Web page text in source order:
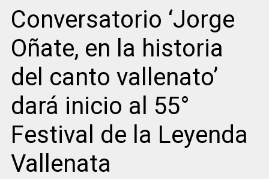
Conversatorio ‘Jorge
Oñate, en la historia
del canto vallenato’
dará inicio al 55°
Festival de la Leyenda
Vallenata